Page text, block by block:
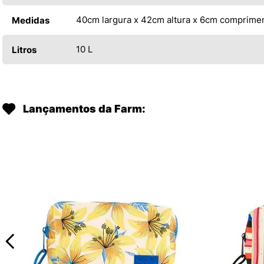
Medidas 40cm largura x 42cm altura x 6cm
Litros 10 L
Lançamentos da Farm: